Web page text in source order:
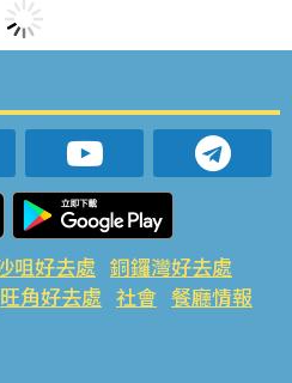
咀好去處 銅鑼灣好去處
旺角好去處 社會 餐廳情報